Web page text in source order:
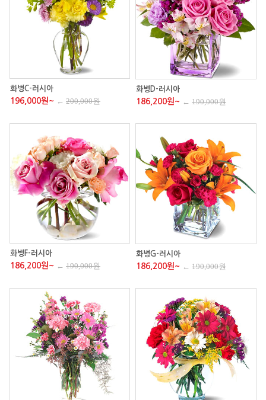
화병C-러시아
196,000원~ ← 200,000원
화병D-러시아
186,200원~ ← 190,000원
화병F-러시아
186,200원~ ← 190,000원
화병G-러시아
186,200원~ ← 190,000원